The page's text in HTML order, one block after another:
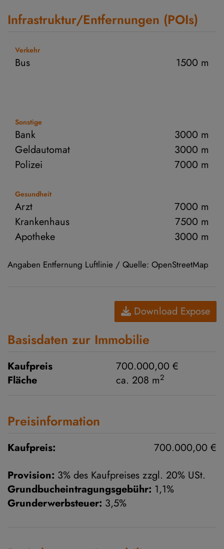
Infrastruktur/Entfernungen (POIs)
Verkehr
Bus 1500 m
Sonstige
Bank
3000 m
Geldautomat
3000 m
Polizei
7000 m
Gesundheit
Arzt
7000 m
Krankenhaus
7500 m
Apotheke
3000 m
Angaben Entfernung Luftlinie / Quelle: OpenStreetMap
Download Expose
Basisdaten zur Immobilie
Kaufpreis
700.000,00 €
Fläche
ca. 208 m2
Preisinformation
Kaufpreis:
700.000,00 €
Provision: 3% des Kaufpreises zzgl. 20% USt.
Grundbucheintragungsgebühr: 1,1%
Grunderwerbsteuer: 3,5%